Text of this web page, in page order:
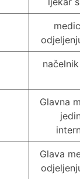
Glavna
Glava